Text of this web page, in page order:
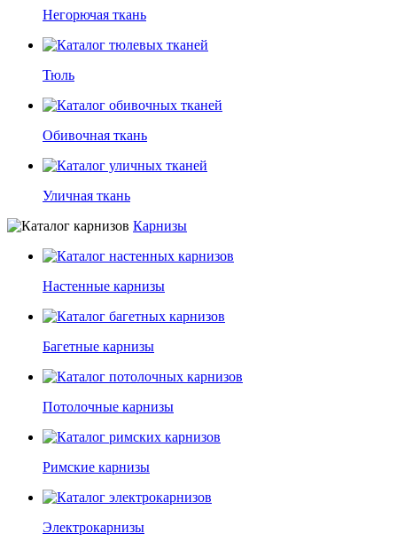
Негорючая ткань
Тюль
Обивочная ткань
Уличная ткань
Карнизы
Настенные карнизы
Багетные карнизы
Потолочные карнизы
Римские карнизы
Электрокарнизы